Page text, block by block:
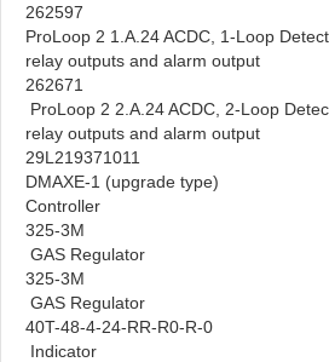
262597
ProLoop 2 1.A.24 ACDC, 1-Loop
relay outputs and alarm output
262671
ProLoop 2 2.A.24 ACDC, 2-Loop
relay outputs and alarm output
29L219371011
DMAXE-1 (upgrade type)
Controller
325-3M
GAS Regulator
325-3M
GAS Regulator
40T-48-4-24-RR-R0-R-0
Indicator